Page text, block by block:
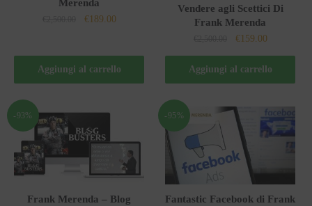
Merenda
Il
era:
€189.00Il
è:
Aggiungi al carrello
Vendere agli Scettici Di
Frank Merenda
Il
prezzo
originale
era:
€159.00Il
prezzo
attuale
è:
Aggiungi al carrello
-93%
Frank Merenda – Blog
-95%
Fantastic Facebook di Frank